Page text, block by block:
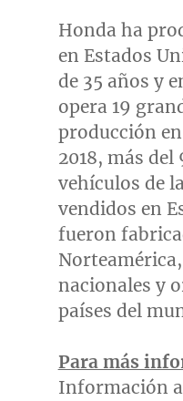
Honda ha
en Estados
de 35 años y
opera 19
producción
2018, más
vehículos de
vendidos en
fueron
nacionales y
países del
Para más
Información